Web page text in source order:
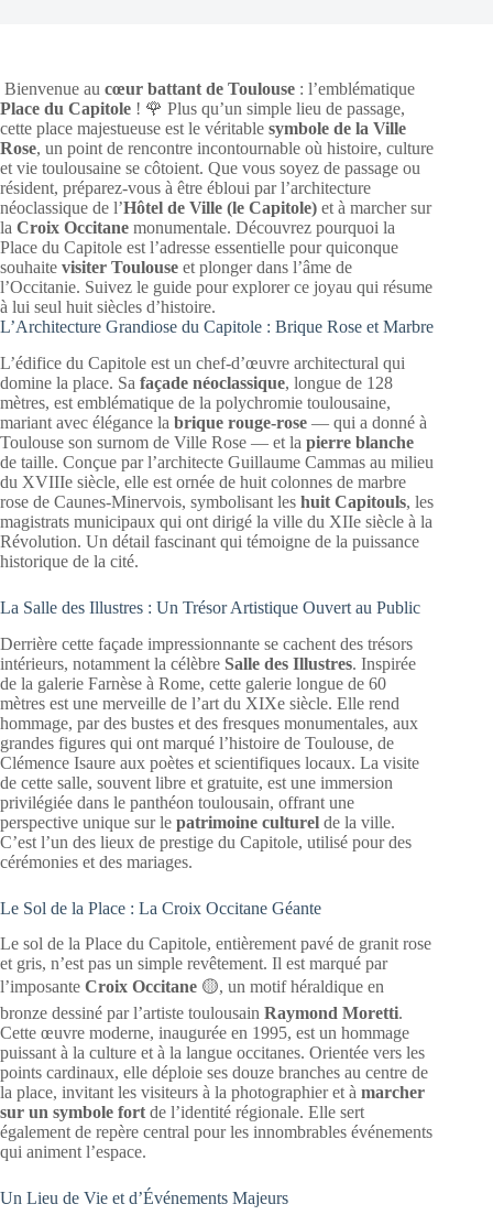
Bienvenue au cœur battant de Toulouse : l’emblématique
Place du Capitole ! 🌹 Plus qu’un simple lieu de passage,
cette place majestueuse est le véritable symbole de la Ville
Rose, un point de rencontre incontournable où histoire, culture
et vie toulousaine se côtoient. Que vous soyez de passage ou
résident, préparez-vous à être ébloui par l’architecture
néoclassique de l’Hôtel de Ville (le Capitole) et à marcher sur
la Croix Occitane monumentale. Découvrez pourquoi la
Place du Capitole est l’adresse essentielle pour quiconque
souhaite visiter Toulouse et plonger dans l’âme de
l’Occitanie. Suivez le guide pour explorer ce joyau qui résume
à lui seul huit siècles d’histoire.
L’Architecture Grandiose du Capitole : Brique Rose et Marbre
L’édifice du Capitole est un chef-d’œuvre architectural qui
domine la place. Sa façade néoclassique, longue de 128
mètres, est emblématique de la polychromie toulousaine,
mariant avec élégance la brique rouge-rose — qui a donné à
Toulouse son surnom de Ville Rose — et la pierre blanche
de taille. Conçue par l’architecte Guillaume Cammas au milieu
du XVIIIe siècle, elle est ornée de huit colonnes de marbre
rose de Caunes-Minervois, symbolisant les huit Capitouls, les
magistrats municipaux qui ont dirigé la ville du XIIe siècle à la
Révolution. Un détail fascinant qui témoigne de la puissance
historique de la cité.
La Salle des Illustres : Un Trésor Artistique Ouvert au Public
Derrière cette façade impressionnante se cachent des trésors
intérieurs, notamment la célèbre Salle des Illustres. Inspirée
de la galerie Farnèse à Rome, cette galerie longue de 60
mètres est une merveille de l’art du XIXe siècle. Elle rend
hommage, par des bustes et des fresques monumentales, aux
grandes figures qui ont marqué l’histoire de Toulouse, de
Clémence Isaure aux poètes et scientifiques locaux. La visite
de cette salle, souvent libre et gratuite, est une immersion
privilégiée dans le panthéon toulousain, offrant une
perspective unique sur le patrimoine culturel de la ville.
C’est l’un des lieux de prestige du Capitole, utilisé pour des
cérémonies et des mariages.
Le Sol de la Place : La Croix Occitane Géante
Le sol de la Place du Capitole, entièrement pavé de granit rose
et gris, n’est pas un simple revêtement. Il est marqué par
l’imposante Croix Occitane 🟡, un motif héraldique en
bronze dessiné par l’artiste toulousain Raymond Moretti.
Cette œuvre moderne, inaugurée en 1995, est un hommage
puissant à la culture et à la langue occitanes. Orientée vers les
points cardinaux, elle déploie ses douze branches au centre de
la place, invitant les visiteurs à la photographier et à marcher
sur un symbole fort de l’identité régionale. Elle sert
également de repère central pour les innombrables événements
qui animent l’espace.
Un Lieu de Vie et d’Événements Majeurs